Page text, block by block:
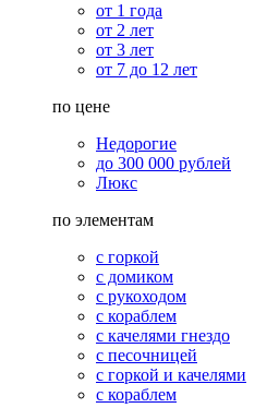
от 1 года
от 2 лет
от 3 лет
от 7 до 12 лет
по цене
Недорогие
до 300 000 рублей
Люкс
по элементам
с горкой
с домиком
с рукоходом
с кораблем
с качелями гнездо
с песочницей
с горкой и качелями
с кораблем